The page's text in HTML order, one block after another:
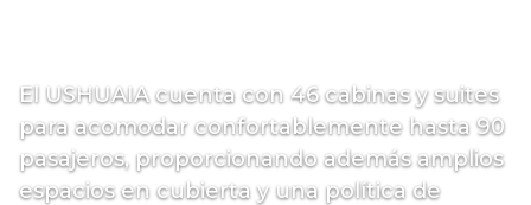
El USHUAIA cuenta con 46 cabinas y suites
para acomodar confortablemente hasta 90
pasajeros, proporcionando además amplios
espacios en cubierta y una política de